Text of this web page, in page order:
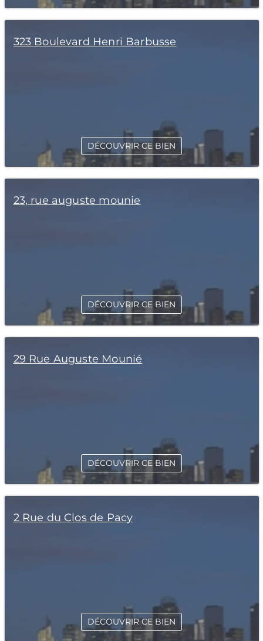
323 Boulevard Henri Barbusse
DÉCOUVRIR CE BIEN
23, rue auguste mounie
DÉCOUVRIR CE BIEN
29 Rue Auguste Mounié
DÉCOUVRIR CE BIEN
2 Rue du Clos de Pacy
DÉCOUVRIR CE BIEN